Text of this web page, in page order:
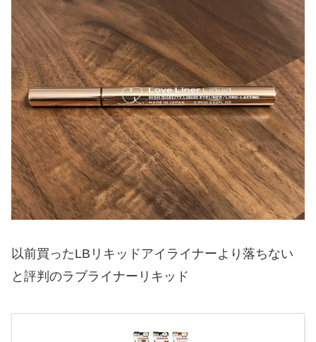
以前買ったLBリキッドアイライナーより落ちない
と評判のラブライナーリキッド